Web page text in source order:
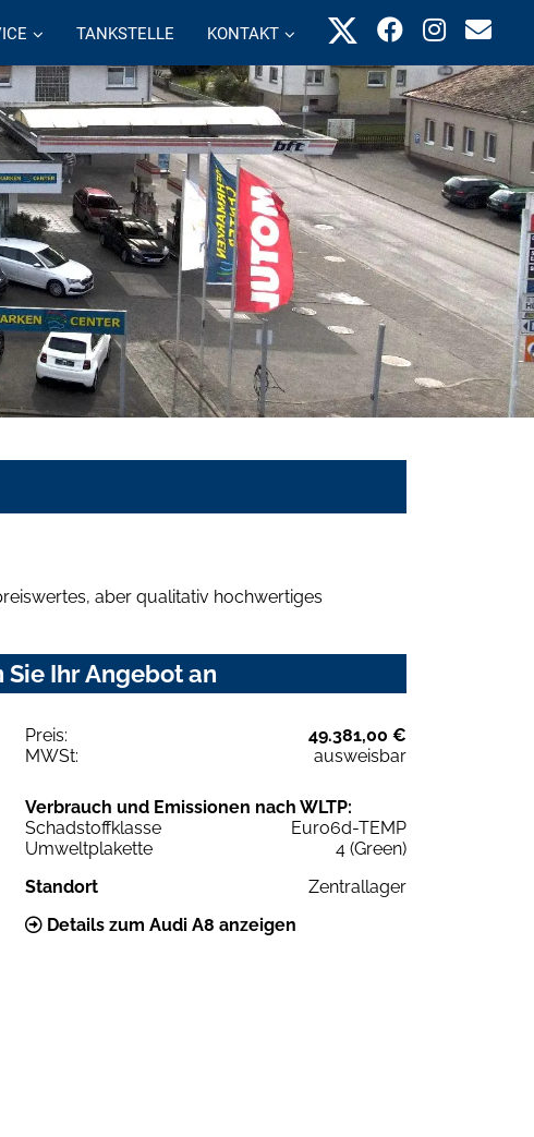
TANKSTELLE KONTAKT
aber qualitativ hochwertiges
Ihr Angebot an
Preis:
49.381,00 €
MWSt:
ausweisbar
Verbrauch und Emissionen nach WLTP:
Schadstoffklasse
Euro6d-TEMP
Umweltplakette
4 (Green)
Standort
Zentrallager
Details zum Audi A8 anzeigen